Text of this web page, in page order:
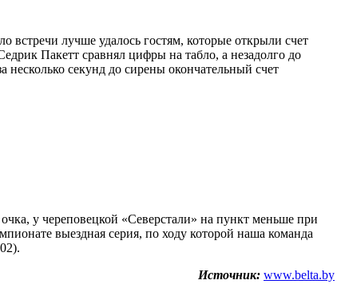
лучше удалось гостям, которые открыли счет
Пакетт сравнял цифры на табло, а незадолго до
секунд до сирены окончательный счет
у череповецкой «Северстали» на пункт меньше при
выездная серия, по ходу которой наша команда
Источник: www.belta.by